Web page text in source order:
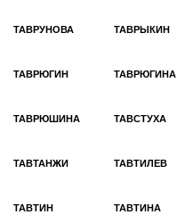
ТАВРУНОВА ТАВРЫКИН
ТАВРЮГИН ТАВРЮГИНА
ТАВРЮШИНА ТАВСТУХА
ТАВТАНЖИ ТАВТИЛЕВ
ТАВТИН ТАВТИНА